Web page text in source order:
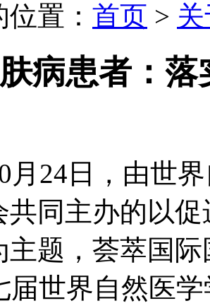
置： 首页 >
病患者：
月24日，由世
共同主办的以
主题，荟萃国
届世界自然医